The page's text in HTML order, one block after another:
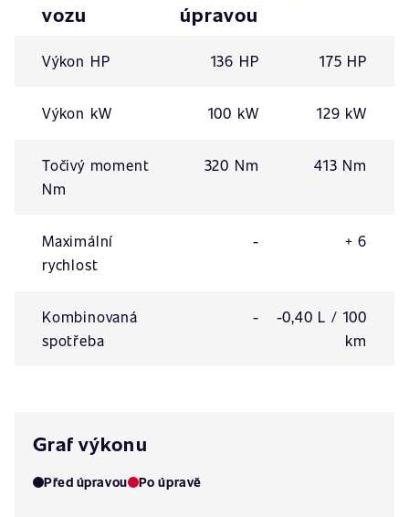
vozu
úpravou
Výkon HP 136 HP 175 HP
Výkon kW 100 kW 129 kW
Točivý moment
Nm
320 Nm 413 Nm
Maximální
rychlost
- + 6
Kombinovaná
spotřeba
-
-0,40 L / 100
km
Graf výkonu
Před úpravou Po úpravě